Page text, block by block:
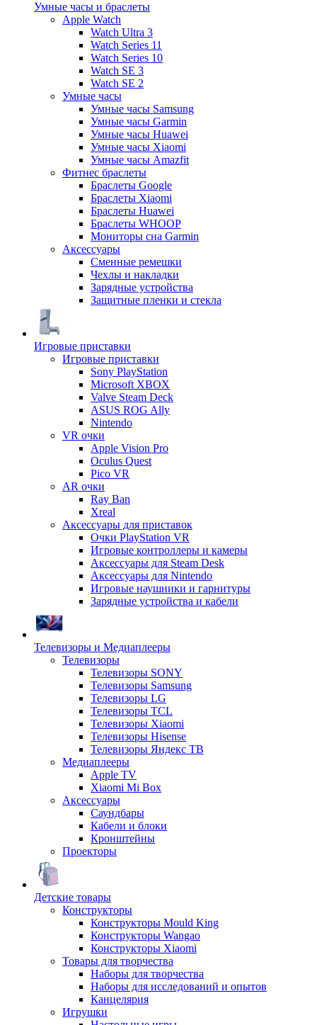
Умные часы и браслеты
Apple Watch
Watch Ultra 3
Watch Series 11
Watch Series 10
Watch SE 3
Watch SE 2
Умные часы
Умные часы Samsung
Умные часы Garmin
Умные часы Huawei
Умные часы Xiaomi
Умные часы Amazfit
Фитнес браслеты
Браслеты Google
Браслеты Xiaomi
Браслеты Huawei
Браслеты WHOOP
Мониторы сна Garmin
Аксессуары
Сменные ремешки
Чехлы и накладки
Зарядные устройства
Защитные пленки и стекла
Игровые приставки
Игровые приставки
Sony PlayStation
Microsoft XBOX
Valve Steam Deck
ASUS ROG Ally
Nintendo
VR очки
Apple Vision Pro
Oculus Quest
Pico VR
AR очки
Ray Ban
Xreal
Аксессуары для приставок
Очки PlayStation VR
Игровые контроллеры и камеры
Аксессуары для Steam Desk
Аксессуары для Nintendo
Игровые наушники и гарнитуры
Зарядные устройства и кабели
Телевизоры и Медиаплееры
Телевизоры
Телевизоры SONY
Телевизоры Samsung
Телевизоры LG
Телевизоры TCL
Телевизоры Xiaomi
Телевизоры Hisense
Телевизоры Яндекс ТВ
Медиаплееры
Apple TV
Xiaomi Mi Box
Аксессуары
Саундбары
Кабели и блоки
Кронштейны
Проекторы
Детские товары
Конструкторы
Конструкторы Mould King
Конструкторы Wangao
Конструкторы Xiaomi
Товары для творчества
Наборы для творчества
Наборы для исследований и опытов
Канцелярия
Игрушки